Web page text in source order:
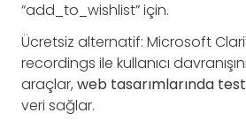
“add_to_wishlist” için.
Ücretsiz alternatif: Microsoft
recordings ile kullanıcı
araçlar, web tasarımlarında
veri sağlar.